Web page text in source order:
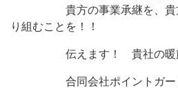
貴方の事業承継を、貴方
り組むことを！！
伝えます！ 貴社の暖簾
合同会社ポイントガード